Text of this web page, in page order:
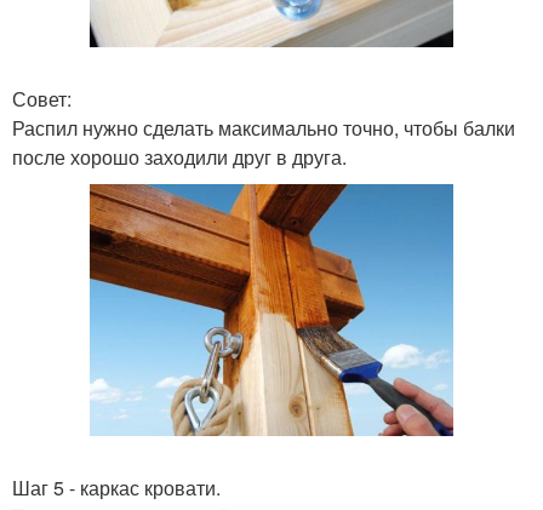
Совет:
Распил нужно сделать максимально точно, чтобы балки
после хорошо заходили друг в друга.
Шаг 5 - каркас кровати.